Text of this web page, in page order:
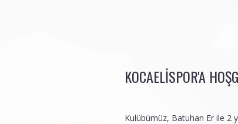
KOCAELISPOR'A
Kulübümüz, Batuhan Er ile 2